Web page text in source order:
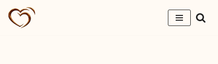
Pular